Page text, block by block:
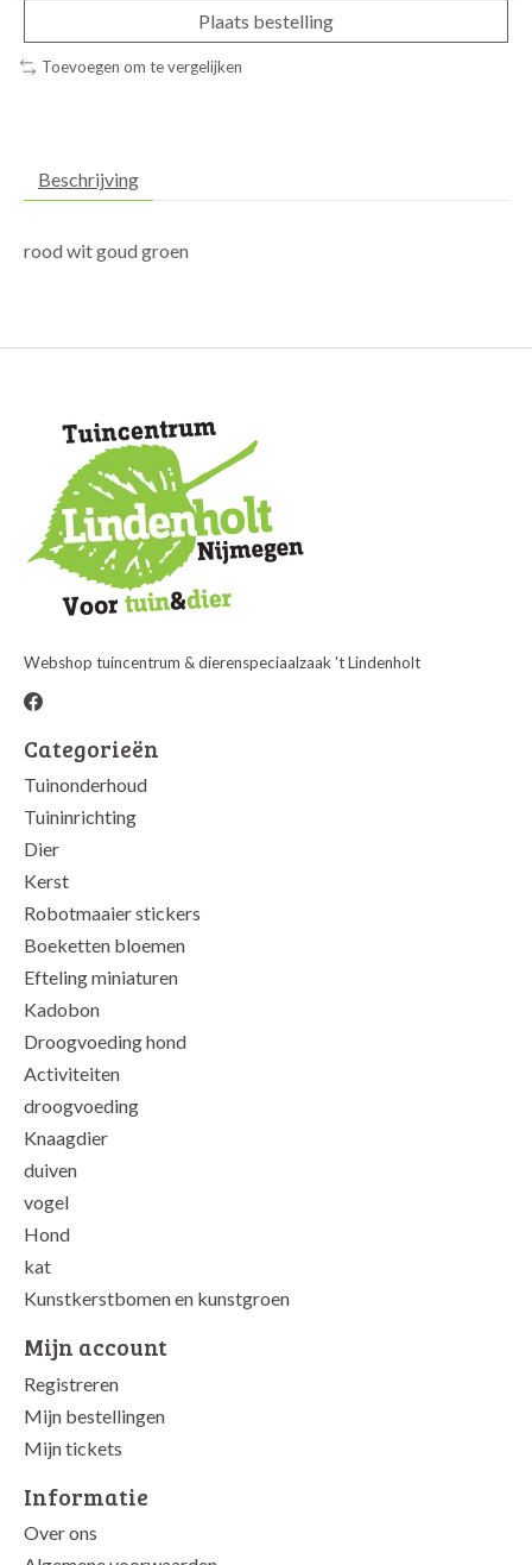
Plaats bestelling
Toevoegen om te vergelijken
Beschrijving
rood wit goud groen
Webshop tuincentrum & dierenspeciaalzaak 't Lindenholt
Categorieën
Tuinonderhoud
Tuininrichting
Dier
Kerst
Robotmaaier stickers
Boeketten bloemen
Efteling miniaturen
Kadobon
Droogvoeding hond
Activiteiten
droogvoeding
Knaagdier
duiven
vogel
Hond
kat
Kunstkerstbomen en kunstgroen
Mijn account
Registreren
Mijn bestellingen
Mijn tickets
Informatie
Over ons